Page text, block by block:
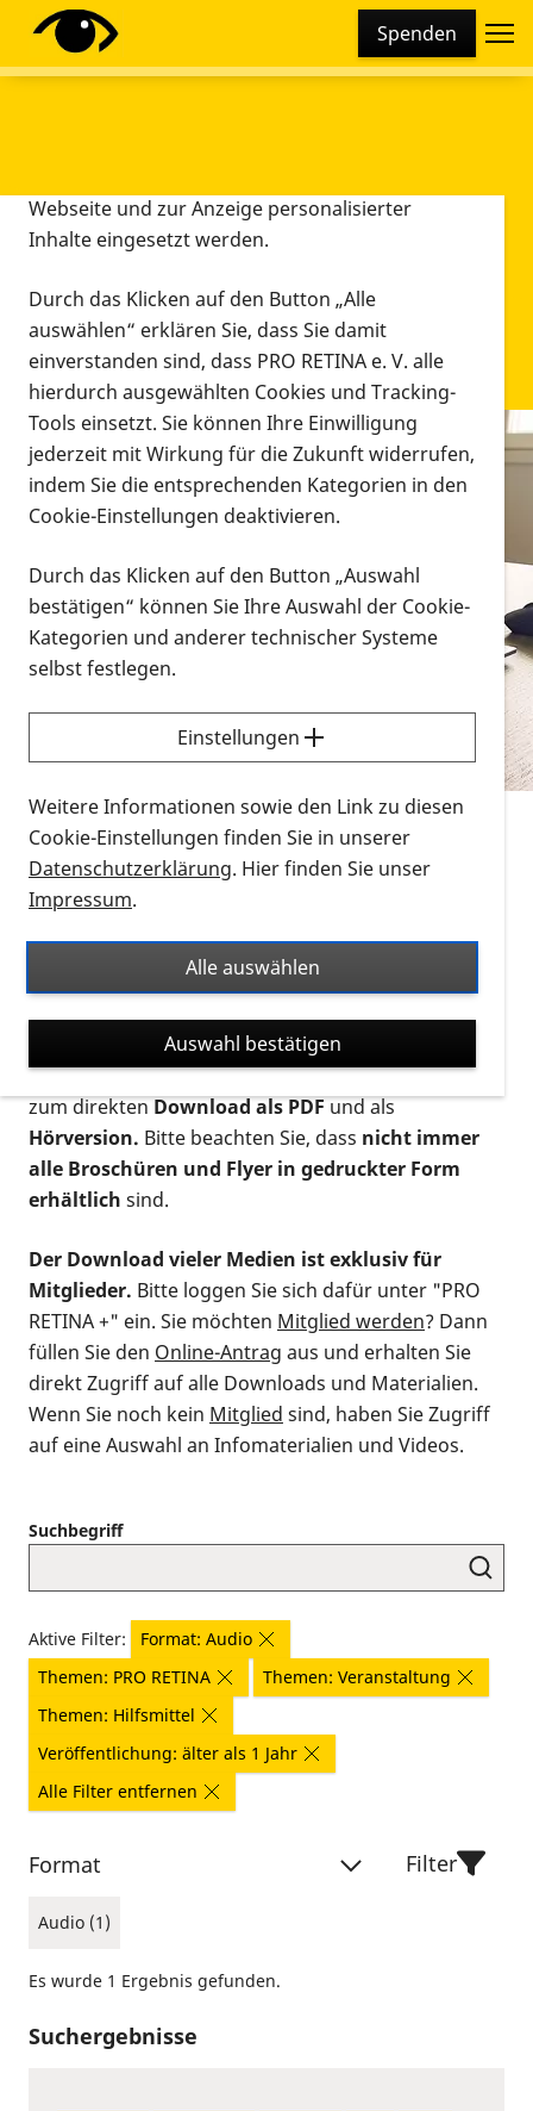
Spenden
Infomaterial
Infomaterial
Vorlesen
Alle Infomaterialien in verschiedenen
Formaten an einem Ort
Sie möchten wissen, wie Sie nach Infonmaterial
suchen und dieses bestellen bzw. herunterladen
können? Schauen Sie sich dieErklärvideos zum
Thema Infomaterial auf der PRO RETINA-Website
für blinde und sehbehinderte Menschen an.
Auf dieser Seite finden Sie sämtliches Infomaterial
Ort. Nutzen Sie den Formatfilter, um ausschließlich
nach Flyern und Broschüren, Audios oder Videos zu
suchen. Die meisten Flyer und Broschüren werden in
verschiedenen Formaten angeboten: zur
postalischen Bestellung als gedruckte Variante
zum direktenDownload als PDFund als
Hörversion. Bitte beachten Sie, dass nicht immer
alle Broschüren und Flyer in gedruckter Form
erhältlich sind.
Der Download vieler Medien ist exklusiv für
Mitglieder. Bitte loggen Sie sich dafür unter "PRO
RETINA +" ein. Sie möchten Mitglied werden? Dann
füllen Sie den Online-Antrag aus und erhalten Sie
direkt Zugriff auf alle Downloads und Materialien.
Wenn Sie noch kein Mitglied sind, haben Sie Zugriff
auf eine Auswahl an Infomaterialien und Videos.
Suchbegriff
Aktive Filter:
Format: Audio
Themen: PRO RETINA
Themen: Veranstaltung
Themen: Hilfsmittel
Veröffentlichung: älter als 1 Jahr
Alle Filter entfernen
Format
Audio (1)
Filter
Es wurde 1 Ergebnis gefunden.
Suchergebnisse
Diese Webseite setzt verschiedene Cookies und
Tracking-Tools ein. Dies beinhaltet Cookies und
Webseite und zur Anzeige personalisierter
Inhalte eingesetzt werden.
Durch das Klicken auf den Button „Alle
auswählen“ erklären Sie, dass Sie damit
einverstanden sind, dass PRO RETINA e. V. alle
hierdurch ausgewählten Cookies und Tracking-
Tools einsetzt. Sie können Ihre Einwilligung
jederzeit mit Wirkung für die Zukunft widerrufen,
indem Sie die entsprechenden Kategorien in den
Cookie-Einstellungen deaktivieren.
Durch das Klicken auf den Button „Auswahl
bestätigen“ können Sie Ihre Auswahl der Cookie-
Kategorien und anderer technischer Systeme
selbst festlegen.
Einstellungen
Weitere Informationen sowie den Link zu diesen
Cookie-Einstellungen finden Sie in unserer
Datenschutzerklärung. Hier finden Sie unser
Impressum.
Alle auswählen
Auswahl bestätigen